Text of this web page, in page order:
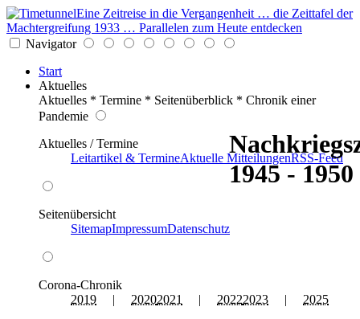
Eine Zeitreise in die Vergangenheit … die Zeittafel der
Machtergreifung 1933 … Parallelen zum Heute entdecken
Navigator
Start
Aktuelles
Aktuelles * Termine * Seitenüberblick * Chronik einer
Pandemie
Aktuelles / Termine
Leitartikel & TermineAktuelle MitteilungenRSS-Feed
Seitenübersicht
SitemapImpressumDatenschutz
Corona-Chronik
2019 | 20202021 | 20222023 | 2025
1945 - 1950